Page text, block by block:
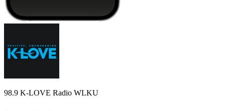
98.9 K-LOVE Radio WLKU